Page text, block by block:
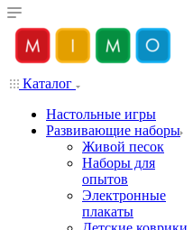
Каталог
Настольные игры
Развивающие наборы
Живой песок
Наборы для
опытов
Электронные
плакаты